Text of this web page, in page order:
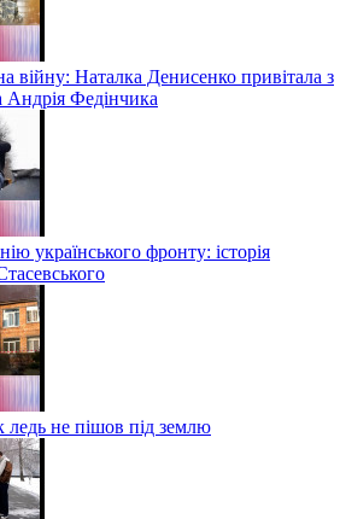
війну: Наталка Денисенко привітала з
Федінчика
українського фронту: історія
ледь не пішов під землю